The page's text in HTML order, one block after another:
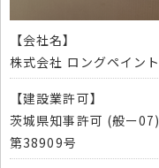
【会社名】
株式会社 ロングペイント
【建設業許可】
茨城県知事許可 (般ー07)
第38909号